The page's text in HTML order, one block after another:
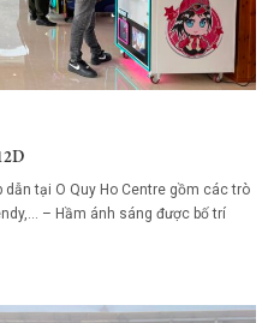
tại O Quy Ho Centre gồm các trò
– Hầm ánh sáng được bố trí